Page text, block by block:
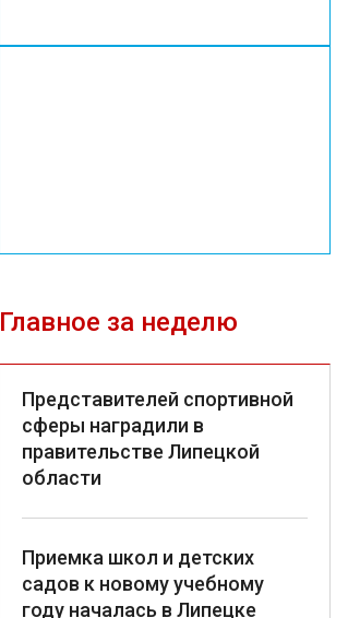
Главное за неделю
Представителей спортивной
сферы наградили в
правительстве Липецкой
области
Приемка школ и детских
садов к новому учебному
году началась в Липецке